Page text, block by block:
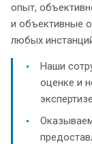
опыт,
и объективные
любых
Наши
оценке и